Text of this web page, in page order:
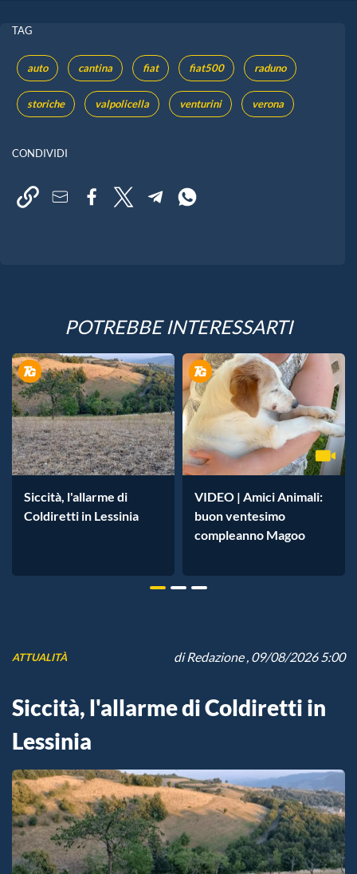
TAG
auto cantina fiat fiat500 raduno
storiche valpolicella venturini verona
CONDIVIDI
POTREBBE INTERESSARTI
Siccità, l'allarme di
Coldiretti in Lessinia
VIDEO | Amici Animali:
buon ventesimo
compleanno Magoo
ATTUALITÀ diRedazione, 09/08/2026 5:00
Siccità, l'allarme di Coldiretti in
Lessinia